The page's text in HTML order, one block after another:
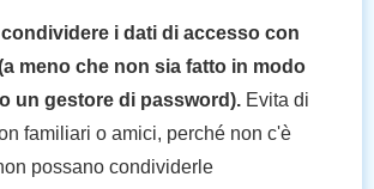
i dati di accesso con
meno che non sia fatto in modo
un gestore di password). Evita di
familiari o amici, perché non c'è
possano condividerle